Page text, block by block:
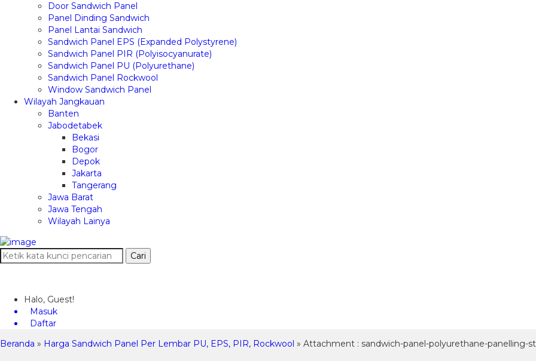
Door Sandwich Panel
Panel Dinding Sandwich
Panel Lantai Sandwich
Sandwich Panel EPS (Expanded Polystyrene)
Sandwich Panel PIR (Polyisocyanurate)
Sandwich Panel PU (Polyurethane)
Sandwich Panel Rockwool
Window Sandwich Panel
Wilayah Jangkauan
Banten
Jabodetabek
Bekasi
Bogor
Depok
Jakarta
Tangerang
Jawa Barat
Jawa Tengah
Wilayah Lainya
Cari
Halo, Guest!
Masuk
Daftar
Beranda » Harga Sandwich Panel Per Lembar PU, EPS, PIR, Rockwool » Attachment : sandwich-panel-polyurethane-panelling-